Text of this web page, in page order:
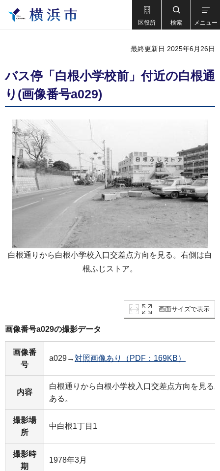
区役所 検索 メニュー
最終更新日 2025年6月26日
バス停「白根小学校前」付近の白根通
り(画像番号a029)
白根通りから白根小学校入口交差点方向を見る。右側は白
根ふじストア。
画面サイズで表示
画像番号a029の撮影データ
画像番
号
a029→対照画像あり（PDF：169KB）
内容
白根通りから白根小学校入口交差点方向を見る
ある。
撮影場
所
中白根1丁目1
撮影時
期
1978年3月